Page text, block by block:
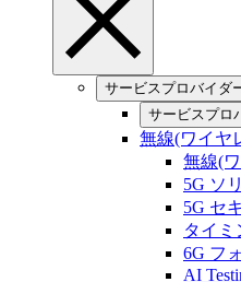
サービスプロバイダ
サービスプロ
無線(ワイヤ
無線(
5G ソ
5G セ
タイミ
6G フ
AI